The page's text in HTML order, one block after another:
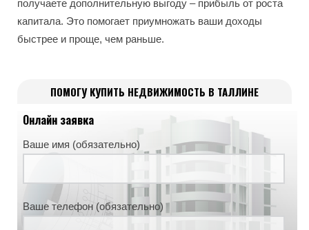
получаете дополнительную выгоду – прибыль от роста
капитала. Это помогает приумножать ваши доходы
быстрее и проще, чем раньше.
ПОМОГУ КУПИТЬ НЕДВИЖИМОСТЬ В ТАЛЛИНЕ
Онлайн заявка
Ваше имя (обязательно)
Ваше телефон (обязательно)